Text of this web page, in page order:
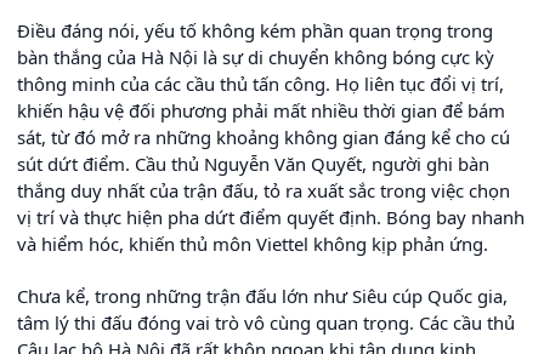
Điều đáng nói, yếu tố không kém phần quan trọng trong
bàn thắng của Hà Nội là sự di chuyển không bóng cực kỳ
thông minh của các cầu thủ tấn công. Họ liên tục đổi vị trí,
khiến hậu vệ đối phương phải mất nhiều thời gian để bám
sát, từ đó mở ra những khoảng không gian đáng kể cho cú
sút dứt điểm. Cầu thủ Nguyễn Văn Quyết, người ghi bàn
thắng duy nhất của trận đấu, tỏ ra xuất sắc trong việc chọn
vị trí và thực hiện pha dứt điểm quyết định. Bóng bay nhanh
và hiểm hóc, khiến thủ môn Viettel không kịp phản ứng.
Chưa kể, trong những trận đấu lớn như Siêu cúp Quốc gia,
tâm lý thi đấu đóng vai trò vô cùng quan trọng. Các cầu thủ